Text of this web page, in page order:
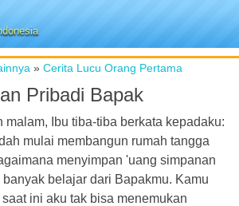
» Cerita Lucu Orang Pertama
Pribadi Bapak
malam, Ibu tiba-tiba berkata kepadaku:
mulai membangun rumah tangga
menyimpan 'uang simpanan
belajar dari Bapakmu. Kamu
ini aku tak bisa menemukan